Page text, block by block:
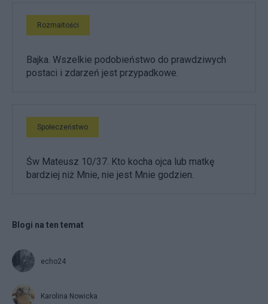
Rozmaitości
Bajka. Wszelkie podobieństwo do prawdziwych
postaci i zdarzeń jest przypadkowe.
Społeczeństwo
Św Mateusz 10/37. Kto kocha ojca lub matkę
bardziej niż Mnie, nie jest Mnie godzien.
Blogi na ten temat
echo24
Karolina Nowicka